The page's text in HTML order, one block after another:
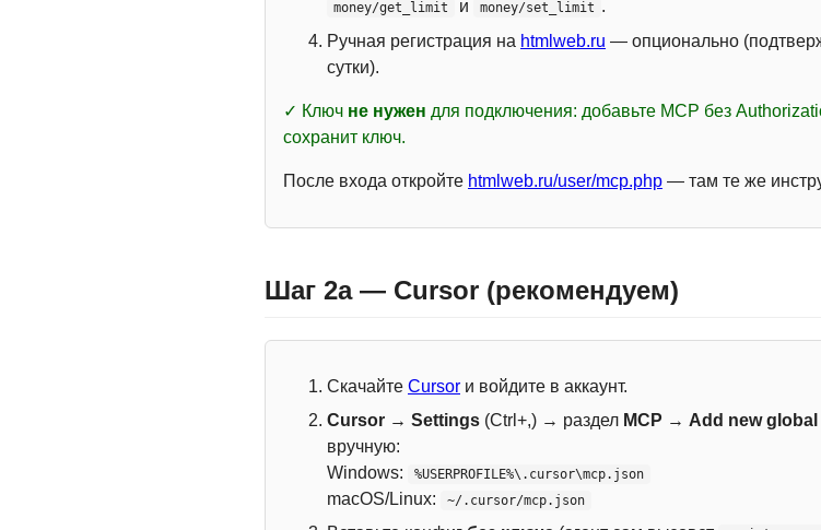
money/get_limit и money/set_limit .
Ручная регистрация на htmlweb.ru — опционально
сутки).
✓ Ключ не нужен для подключения: добавьте MCP без
сохранит ключ.
После входа откройте htmlweb.ru/user/mcp.php — там те же
Шаг 2a — Cursor (рекомендуем)
Скачайте Cursor и войдите в аккаунт.
Cursor → Settings (Ctrl+,) → раздел MCP → Add new
вручную:
Windows:
%USERPROFILE%\.cursor\mcp.json
macOS/Linux: ~/.cursor/mcp.json